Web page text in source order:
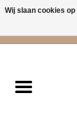
Kleding
Wij slaan cookies